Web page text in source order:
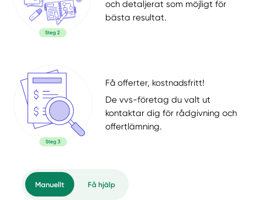
och detaljerat som möjligt för
bästa resultat.
Få offerter, kostnadsfritt!
De vvs-företag du valt ut
kontaktar dig för rådgivning och
offertlämning.